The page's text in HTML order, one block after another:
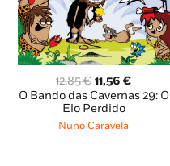
12,85€ O
preço
original
era:
11,56€O
preço
O Bando das Cavernas 29: O
Elo Perdido
Nuno Caravela